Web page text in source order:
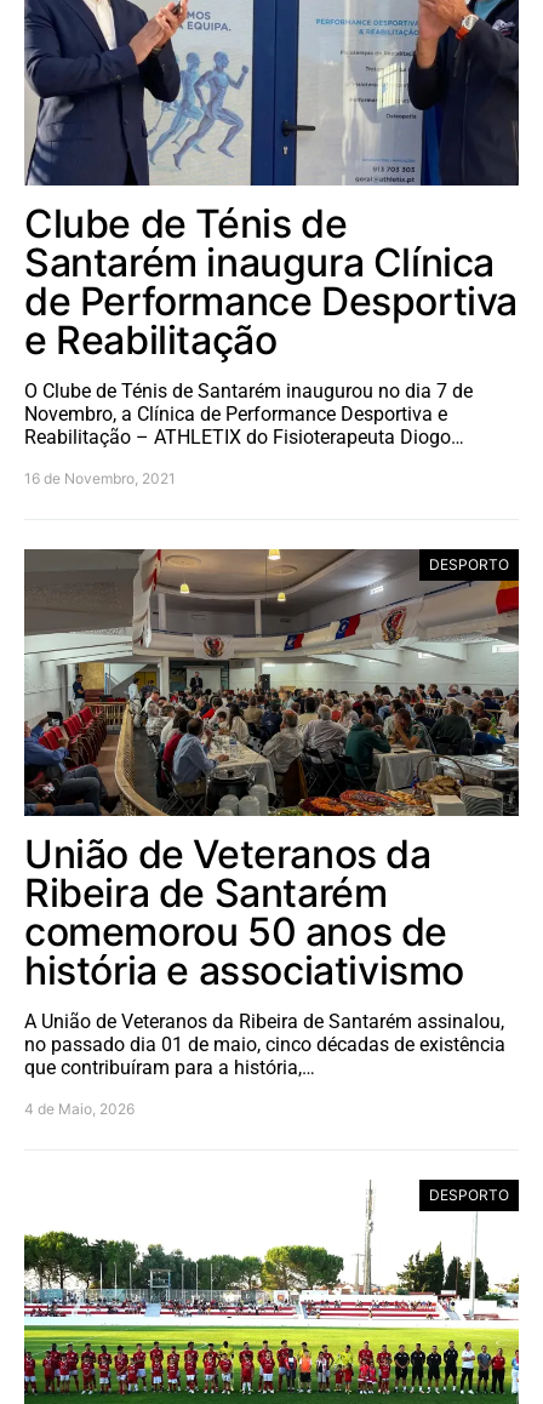
Clube de Ténis de
Santarém inaugura Clínica
de Performance Desportiva
e Reabilitação
O Clube de Ténis de Santarém inaugurou no dia 7 de
Novembro, a Clínica de Performance Desportiva e
Reabilitação – ATHLETIX do Fisioterapeuta Diogo…
16 de Novembro, 2021
DESPORTO
União de Veteranos da
Ribeira de Santarém
comemorou 50 anos de
história e associativismo
A União de Veteranos da Ribeira de Santarém assinalou,
no passado dia 01 de maio, cinco décadas de existência
que contribuíram para a história,…
4 de Maio, 2026
DESPORTO